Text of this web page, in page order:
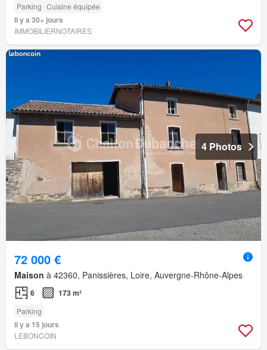
Parking Cuisine équipée
Il y a 30+ jours
IMMOBILIERNOTAIRES
4 Photos
72 000 €
Maison à 42360, Panissières, Loire, Auvergne-Rhône-Alpes
6 173 m²
Parking
Il y a 15 jours
LEBONCOIN